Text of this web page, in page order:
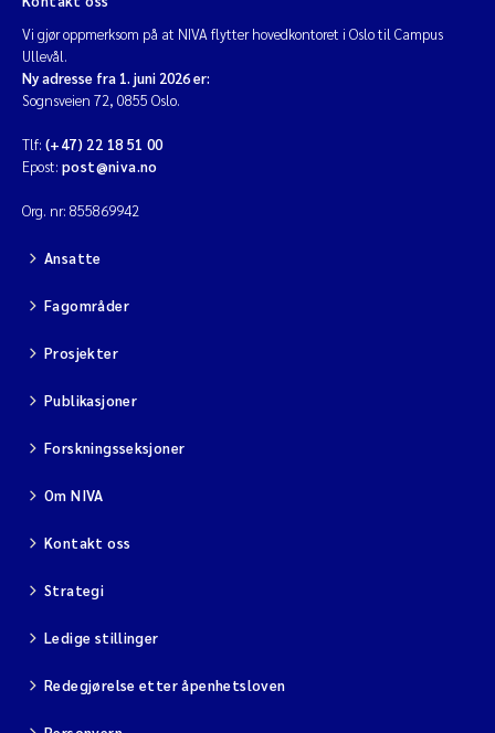
Vi gjør oppmerksom på at NIVA flytter hovedkontoret i Oslo til Campus
Ullevål.
Ny adresse fra 1. juni 2026 er:
Sognsveien 72, 0855 Oslo.
Tlf: (+47) 22 18 51 00
Epost: post@niva.no
Org. nr: 855869942
Ansatte
Fagområder
Prosjekter
Publikasjoner
Forskningsseksjoner
Om NIVA
Kontakt oss
Strategi
Ledige stillinger
Redegjørelse etter åpenhetsloven